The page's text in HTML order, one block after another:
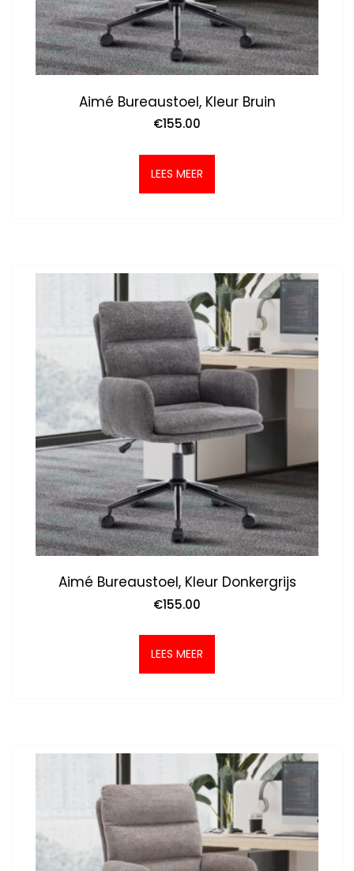
Aimé Bureaustoel, Kleur Bruin
€155.00
LEES MEER
Aimé Bureaustoel, Kleur Donkergrijs
€155.00
LEES MEER